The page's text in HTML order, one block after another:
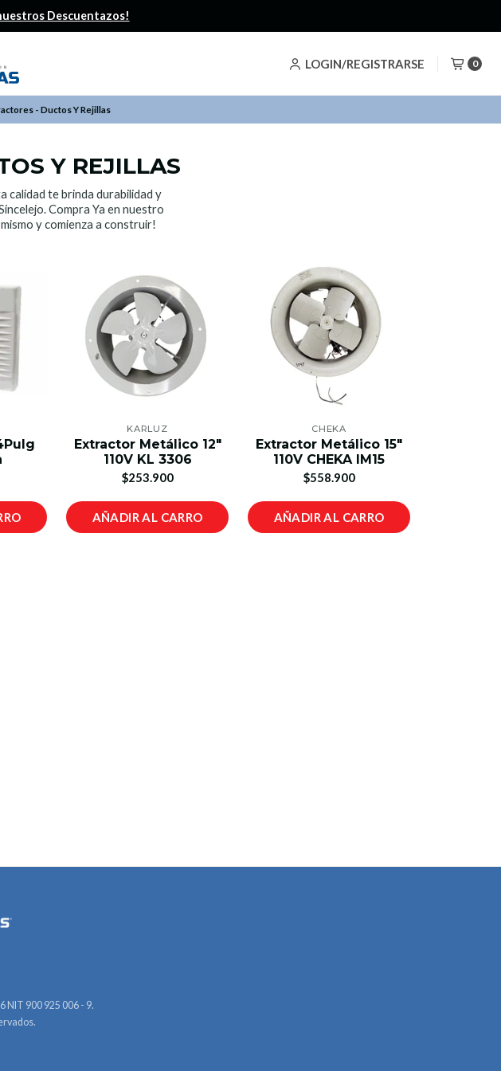
LOGIN/REGISTRARSE 0
Descuentazos!
- Ductos Y Rejillas
Y REJILLAS
calidad te brinda durabilidad y
Compra Ya en nuestro
y comienza a construir!
KARLUZ
Extractor Metálico 12"
110V KL 3306
$253.900
AÑADIR AL CARRO
CHEKA
Extractor Metálico 15"
110V CHEKA IM15
$558.900
AÑADIR AL CARRO
NIT 900 925 006 - 9.